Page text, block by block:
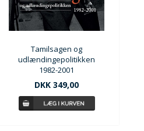
Tamilsagen og
udlændingepolitikken
1982-2001
DKK 349,00